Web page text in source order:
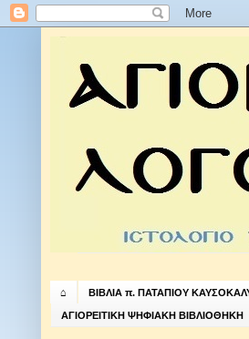
⌂ ΒΙΒΛΙΑ π. ΠΑΤΑΠΙΟΥ
ΑΓΙΟΡΕΙΤΙΚΗ ΨΗΦΙΑΚΗ ΒΙΒΛΙΟΘΗΚΗ